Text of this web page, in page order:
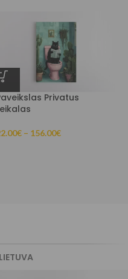
Privatus
€ – 156.00€